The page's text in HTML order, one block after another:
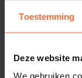
Toestemming
Deze website
We gebruiken
een muts een
niet alleen om